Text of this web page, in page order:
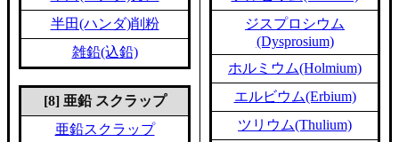
半田(ハンダ)削粉
雑鉛(込鉛)
[8] 亜鉛 スクラップ
亜鉛スクラップ
ジスプロシウム
(Dysprosium)
ホルミウム(Holmium)
エルビウム(Erbium)
ツリウム(Thulium)